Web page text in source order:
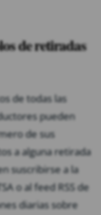
de retiradas
de todas las
pueden
de sus
a alguna retirada
suscribirse a la
o al feed RSS de
diarias sobre